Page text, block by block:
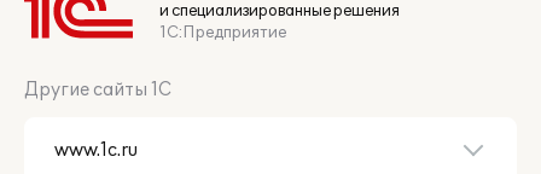
и специализированные решения
1С:Предприятие
Другие сайты 1С